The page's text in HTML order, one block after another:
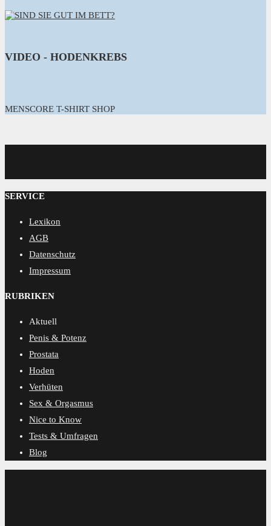
VIDEO - HODENKREBS
MENSCORE T-SHIRT SHOP
MENSCORE
SERVICE
Lexikon
AGB
Datenschutz
Impressum
RUBRIKEN
Aktuell
Penis & Potenz
Prostata
Hoden
Verhüten
Sex & Orgasmus
Nice to Know
Tests & Umfragen
Blog